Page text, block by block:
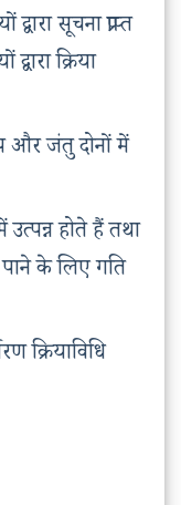
द्वारा सूचना प्राप्त
क्रिया
और जंतु दोनों में
होते हैं तथा
पाने के लिए गति
क्रियाविधि